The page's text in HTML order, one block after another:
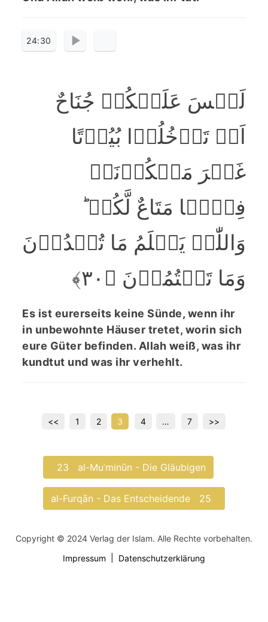
24:30
لَیۡسَ عَلَیۡکُمۡ جُنَاحٌ
اَنۡ تَدۡخُلُوۡا بُیُوۡتًا
غَیۡرَ مَسۡکُوۡنَۃٍ
فِیۡہَا مَتَاعٌ لَّکُمۡ ؕ
وَاللّٰہُ یَعۡلَمُ مَا تُبۡدُوۡنَ
وَمَا تَکۡتُمُوۡنَ ﴿۳۰﴾
Es ist eurerseits keine Sünde, wenn ihr
in unbewohnte Häuser tretet, worin sich
eure Güter befinden. Allah weiß, was ihr
kundtut und was ihr verhehlt.
Seitennummerierung
Beiträge
<< 1 2 3 4 … 7 >>
23 al-Muʾminūn - Die Gläubigen
al-Furqān - Das Entscheidende 25
Copyright © 2024 Verlag der Islam. Alle Rechte vorbehalten.
Impressum
Datenschutzerklärung